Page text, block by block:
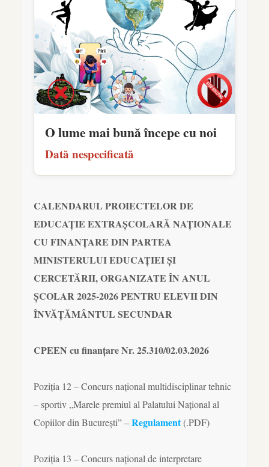
O lume mai bună începe cu noi
Dată nespecificată
CALENDARUL PROIECTELOR DE
EDUCAȚIE EXTRAȘCOLARĂ NAȚIONALE
CU FINANȚARE DIN PARTEA
MINISTERULUI EDUCAȚIEI ȘI
CERCETĂRII, ORGANIZATE ÎN ANUL
ȘCOLAR 2025-2026 PENTRU ELEVII DIN
ÎNVĂȚĂMÂNTUL SECUNDAR
CPEEN cu finanțare Nr. 25.310/02.03.2026
Poziția 12 – Concurs național multidisciplinar tehnic
– sportiv „Marele premiul al Palatului Național al
Copiilor din București” –Regulament(.PDF)
Poziția 13 – Concurs național de interpretare